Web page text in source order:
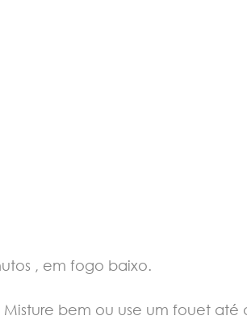
, em fogo baixo.
bem ou use um fouet até